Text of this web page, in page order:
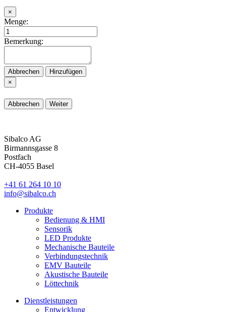
×
Menge:
Bemerkung:
Abbrechen
Hinzufügen
×
Abbrechen Weiter
Sibalco AG
Birmannsgasse 8
Postfach
CH-4055 Basel
+41 61 264 10 10
info@sibalco.ch
Produkte
Bedienung & HMI
Sensorik
LED Produkte
Mechanische Bauteile
Verbindungstechnik
EMV Bauteile
Akustische Bauteile
Löttechnik
Dienstleistungen
Entwicklung